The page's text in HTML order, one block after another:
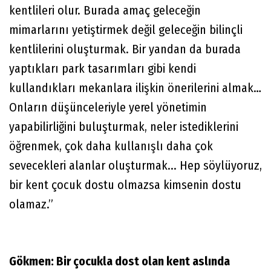
kentlileri olur. Burada amaç geleceğin
mimarlarını yetiştirmek değil geleceğin bilinçli
kentlilerini oluşturmak. Bir yandan da burada
yaptıkları park tasarımları gibi kendi
kullandıkları mekanlara ilişkin önerilerini almak…
Onların düşünceleriyle yerel yönetimin
yapabilirliğini buluşturmak, neler istediklerini
öğrenmek, çok daha kullanışlı daha çok
sevecekleri alanlar oluşturmak... Hep söylüyoruz,
bir kent çocuk dostu olmazsa kimsenin dostu
olamaz.”
Gökmen: Bir çocukla dost olan kent aslında